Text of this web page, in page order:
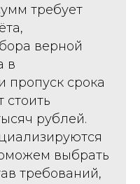
требует
верной
в
пропуск срока
рублей.
выбрать
требований,